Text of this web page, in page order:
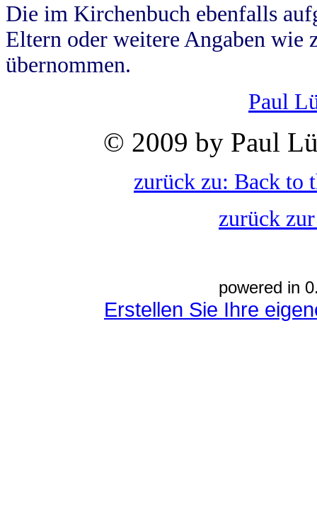
Die im Kirchenbuch ebenfalls
Eltern oder weitere Angaben wie
übernommen.
Paul
© 2009 by Paul
zurück zu: Back to
zurück
powered in
Erstellen Sie Ihre